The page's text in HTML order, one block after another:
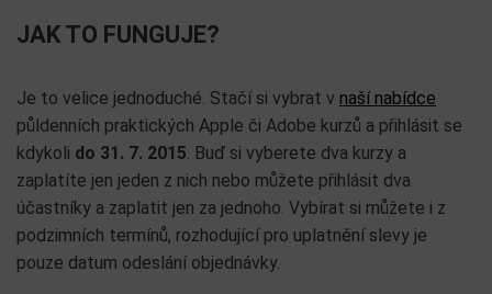
JAK TO FUNGUJE?
Je to velice jednoduché. Stačí si vybrat v naší nabídce
půldenních praktických Apple či Adobe kurzů a přihlásit se
kdykoli do 31. 7. 2015. Buď si vyberete dva kurzy a
zaplatíte jen jeden z nich nebo můžete přihlásit dva
účastníky a zaplatit jen za jednoho. Vybírat si můžete i z
podzimních termínů, rozhodující pro uplatnění slevy je
pouze datum odeslání objednávky.